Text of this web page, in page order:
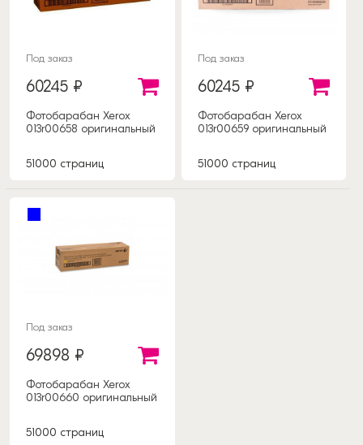
Под заказ
60245 ₽
Фотобарабан Xerox
013r00658 оригинальный
51000 страниц
Под заказ
60245 ₽
Фотобарабан Xerox
013r00659 оригинальный
51000 страниц
Под заказ
69898 ₽
Фотобарабан Xerox
013r00660 оригинальный
51000 страниц